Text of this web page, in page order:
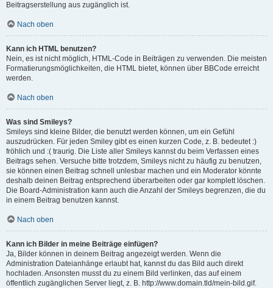
Beitragserstellung aus zugänglich ist.
Nach oben
Kann ich HTML benutzen?
Nein, es ist nicht möglich, HTML-Code in Beiträgen zu verwenden. Die meisten
Formatierungsmöglichkeiten, die HTML bietet, können über BBCode erreicht
werden.
Nach oben
Was sind Smileys?
Smileys sind kleine Bilder, die benutzt werden können, um ein Gefühl
auszudrücken. Für jeden Smiley gibt es einen kurzen Code, z. B. bedeutet :)
fröhlich und :( traurig. Die Liste aller Smileys kannst du beim Verfassen eines
Beitrags sehen. Versuche bitte trotzdem, Smileys nicht zu häufig zu benutzen,
sie können einen Beitrag schnell unlesbar machen und ein Moderator könnte
deshalb deinen Beitrag entsprechend überarbeiten oder gar komplett löschen.
Die Board-Administration kann auch die Anzahl der Smileys begrenzen, die du
in einem Beitrag benutzen kannst.
Nach oben
Kann ich Bilder in meine Beiträge einfügen?
Ja, Bilder können in deinem Beitrag angezeigt werden. Wenn die
Administration Dateianhänge erlaubt hat, kannst du das Bild auch direkt
hochladen. Ansonsten musst du zu einem Bild verlinken, das auf einem
öffentlich zugänglichen Server liegt, z. B. http://www.domain.tld/mein-bild.gif.